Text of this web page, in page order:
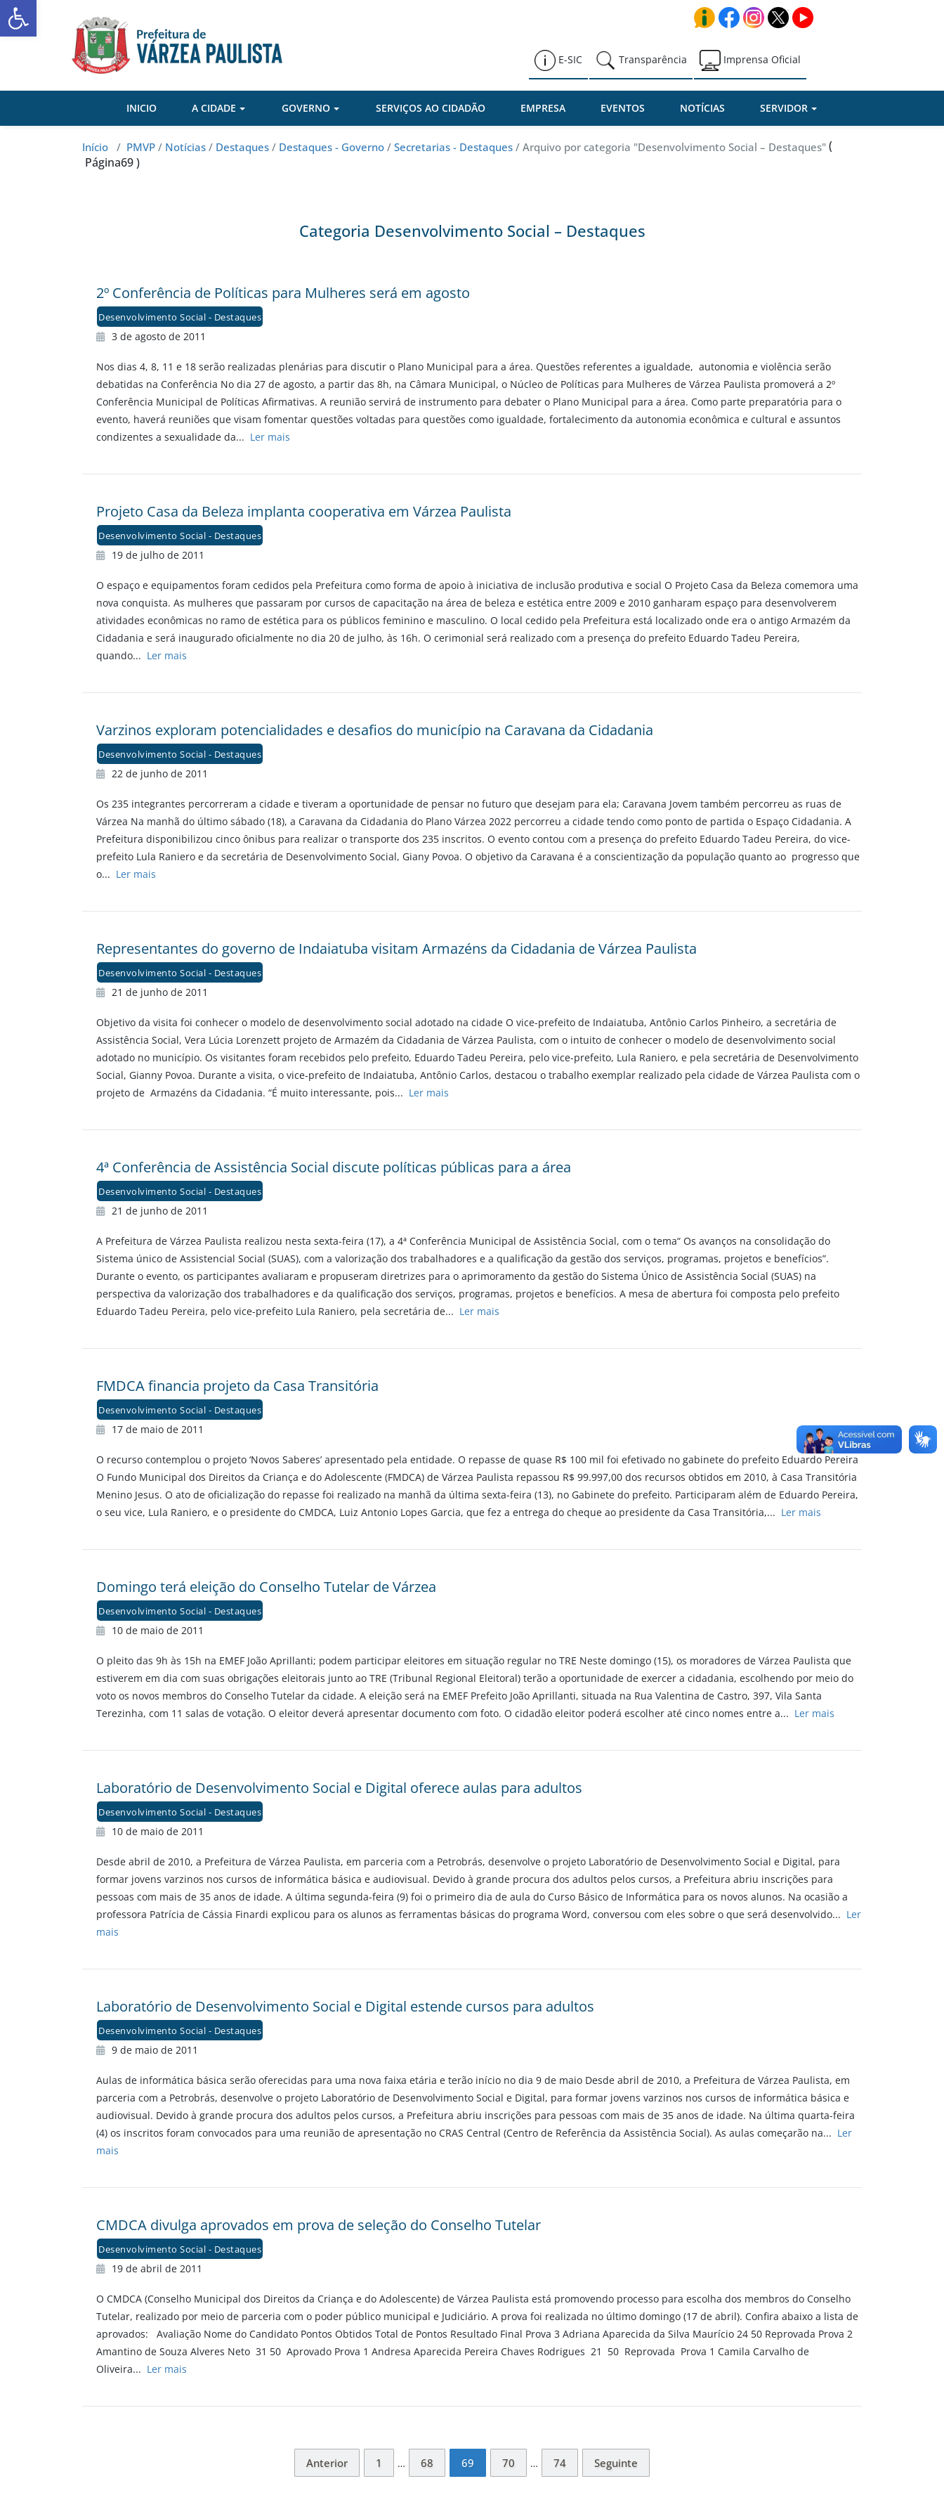
Skip
to
E-SIC Transparência Imprensa Oficial
INICIO A CIDADE GOVERNO SERVIÇOS AO CIDADÃO EMPRESA EVENTOS NOTÍCIAS SERVIDOR
Início / PMVP / Notícias / Destaques / Destaques - Governo / Secretarias - Destaques / Arquivo por categoria "Desenvolvimento Social – Destaques" (
Página69 )
Categoria Desenvolvimento Social – Destaques
2º Conferência de Políticas para Mulheres será em agosto
Desenvolvimento Social - Destaques
3 de agosto de 2011
Nos dias 4, 8, 11 e 18 serão realizadas plenárias para discutir o Plano Municipal para a área. Questões referentes a igualdade, autonomia e violência serão
debatidas na Conferência No dia 27 de agosto, a partir das 8h, na Câmara Municipal, o Núcleo de Políticas para Mulheres de Várzea Paulista promoverá a 2º
Conferência Municipal de Políticas Afirmativas. A reunião servirá de instrumento para debater o Plano Municipal para a área. Como parte preparatória para o
evento, haverá reuniões que visam fomentar questões voltadas para questões como igualdade, fortalecimento da autonomia econômica e cultural e assuntos
condizentes a sexualidade da... Ler mais
Projeto Casa da Beleza implanta cooperativa em Várzea Paulista
Desenvolvimento Social - Destaques
19 de julho de 2011
O espaço e equipamentos foram cedidos pela Prefeitura como forma de apoio à iniciativa de inclusão produtiva e social O Projeto Casa da Beleza comemora uma
nova conquista. As mulheres que passaram por cursos de capacitação na área de beleza e estética entre 2009 e 2010 ganharam espaço para desenvolverem
atividades econômicas no ramo de estética para os públicos feminino e masculino. O local cedido pela Prefeitura está localizado onde era o antigo Armazém da
Cidadania e será inaugurado oficialmente no dia 20 de julho, às 16h. O cerimonial será realizado com a presença do prefeito Eduardo Tadeu Pereira,
quando... Ler mais
Varzinos exploram potencialidades e desafios do município na Caravana da Cidadania
Desenvolvimento Social - Destaques
22 de junho de 2011
Os 235 integrantes percorreram a cidade e tiveram a oportunidade de pensar no futuro que desejam para ela; Caravana Jovem também percorreu as ruas de
Várzea Na manhã do último sábado (18), a Caravana da Cidadania do Plano Várzea 2022 percorreu a cidade tendo como ponto de partida o Espaço Cidadania. A
Prefeitura disponibilizou cinco ônibus para realizar o transporte dos 235 inscritos. O evento contou com a presença do prefeito Eduardo Tadeu Pereira, do vice-
prefeito Lula Raniero e da secretária de Desenvolvimento Social, Giany Povoa. O objetivo da Caravana é a conscientização da população quanto ao progresso que
o... Ler mais
Representantes do governo de Indaiatuba visitam Armazéns da Cidadania de Várzea Paulista
Desenvolvimento Social - Destaques
21 de junho de 2011
Objetivo da visita foi conhecer o modelo de desenvolvimento social adotado na cidade O vice-prefeito de Indaiatuba, Antônio Carlos Pinheiro, a secretária de
Assistência Social, Vera Lúcia Lorenzett projeto de Armazém da Cidadania de Várzea Paulista, com o intuito de conhecer o modelo de desenvolvimento social
adotado no município. Os visitantes foram recebidos pelo prefeito, Eduardo Tadeu Pereira, pelo vice-prefeito, Lula Raniero, e pela secretária de Desenvolvimento
Social, Gianny Povoa. Durante a visita, o vice-prefeito de Indaiatuba, Antônio Carlos, destacou o trabalho exemplar realizado pela cidade de Várzea Paulista com o
projeto de Armazéns da Cidadania. “É muito interessante, pois... Ler mais
4ª Conferência de Assistência Social discute políticas públicas para a área
Desenvolvimento Social - Destaques
21 de junho de 2011
A Prefeitura de Várzea Paulista realizou nesta sexta-feira (17), a 4ª Conferência Municipal de Assistência Social, com o tema“ Os avanços na consolidação do
Sistema único de Assistencial Social (SUAS), com a valorização dos trabalhadores e a qualificação da gestão dos serviços, programas, projetos e benefícios”.
Durante o evento, os participantes avaliaram e propuseram diretrizes para o aprimoramento da gestão do Sistema Único de Assistência Social (SUAS) na
perspectiva da valorização dos trabalhadores e da qualificação dos serviços, programas, projetos e benefícios. A mesa de abertura foi composta pelo prefeito
Eduardo Tadeu Pereira, pelo vice-prefeito Lula Raniero, pela secretária de... Ler mais
FMDCA financia projeto da Casa Transitória
Desenvolvimento Social - Destaques
17 de maio de 2011
O recurso contemplou o projeto ‘Novos Saberes’ apresentado pela entidade. O repasse de quase R$ 100 mil foi efetivado no gabinete do prefeito Eduardo Pereira
O Fundo Municipal dos Direitos da Criança e do Adolescente (FMDCA) de Várzea Paulista repassou R$ 99.997,00 dos recursos obtidos em 2010, à Casa Transitória
Menino Jesus. O ato de oficialização do repasse foi realizado na manhã da última sexta-feira (13), no Gabinete do prefeito. Participaram além de Eduardo Pereira,
o seu vice, Lula Raniero, e o presidente do CMDCA, Luiz Antonio Lopes Garcia, que fez a entrega do cheque ao presidente da Casa Transitória,... Ler mais
Domingo terá eleição do Conselho Tutelar de Várzea
Desenvolvimento Social - Destaques
10 de maio de 2011
O pleito das 9h às 15h na EMEF João Aprillanti; podem participar eleitores em situação regular no TRE Neste domingo (15), os moradores de Várzea Paulista que
estiverem em dia com suas obrigações eleitorais junto ao TRE (Tribunal Regional Eleitoral) terão a oportunidade de exercer a cidadania, escolhendo por meio do
voto os novos membros do Conselho Tutelar da cidade. A eleição será na EMEF Prefeito João Aprillanti, situada na Rua Valentina de Castro, 397, Vila Santa
Terezinha, com 11 salas de votação. O eleitor deverá apresentar documento com foto. O cidadão eleitor poderá escolher até cinco nomes entre a... Ler mais
Laboratório de Desenvolvimento Social e Digital oferece aulas para adultos
Desenvolvimento Social - Destaques
10 de maio de 2011
Desde abril de 2010, a Prefeitura de Várzea Paulista, em parceria com a Petrobrás, desenvolve o projeto Laboratório de Desenvolvimento Social e Digital, para
formar jovens varzinos nos cursos de informática básica e audiovisual. Devido à grande procura dos adultos pelos cursos, a Prefeitura abriu inscrições para
pessoas com mais de 35 anos de idade. A última segunda-feira (9) foi o primeiro dia de aula do Curso Básico de Informática para os novos alunos. Na ocasião a
professora Patrícia de Cássia Finardi explicou para os alunos as ferramentas básicas do programa Word, conversou com eles sobre o que será desenvolvido... Ler
mais
Laboratório de Desenvolvimento Social e Digital estende cursos para adultos
Desenvolvimento Social - Destaques
9 de maio de 2011
Aulas de informática básica serão oferecidas para uma nova faixa etária e terão início no dia 9 de maio Desde abril de 2010, a Prefeitura de Várzea Paulista, em
parceria com a Petrobrás, desenvolve o projeto Laboratório de Desenvolvimento Social e Digital, para formar jovens varzinos nos cursos de informática básica e
audiovisual. Devido à grande procura dos adultos pelos cursos, a Prefeitura abriu inscrições para pessoas com mais de 35 anos de idade. Na última quarta-feira
(4) os inscritos foram convocados para uma reunião de apresentação no CRAS Central (Centro de Referência da Assistência Social). As aulas começarão na... Ler
mais
CMDCA divulga aprovados em prova de seleção do Conselho Tutelar
Desenvolvimento Social - Destaques
19 de abril de 2011
O CMDCA (Conselho Municipal dos Direitos da Criança e do Adolescente) de Várzea Paulista está promovendo processo para escolha dos membros do Conselho
Tutelar, realizado por meio de parceria com o poder público municipal e Judiciário. A prova foi realizada no último domingo (17 de abril). Confira abaixo a lista de
aprovados: Avaliação Nome do Candidato Pontos Obtidos Total de Pontos Resultado Final Prova 3 Adriana Aparecida da Silva Maurício 24 50 Reprovada Prova 2
Amantino de Souza Alveres Neto 31 50 Aprovado Prova 1 Andresa Aparecida Pereira Chaves Rodrigues 21 50 Reprovada Prova 1 Camila Carvalho de
Oliveira... Ler mais
Anterior 1 … 68 69 70 … 74 Seguinte